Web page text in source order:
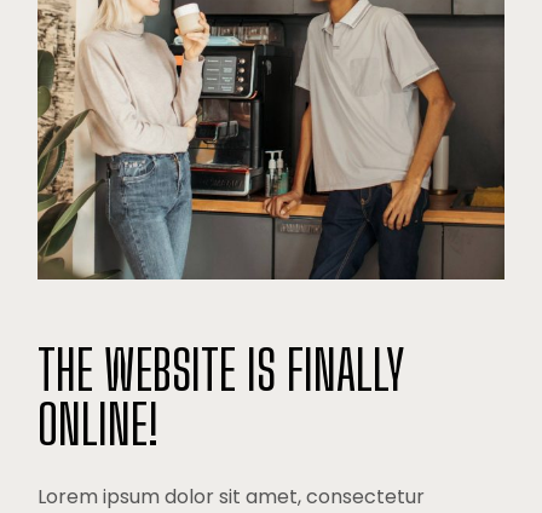
THE WEBSITE IS FINALLY
ONLINE!
Lorem ipsum dolor sit amet, consectetur